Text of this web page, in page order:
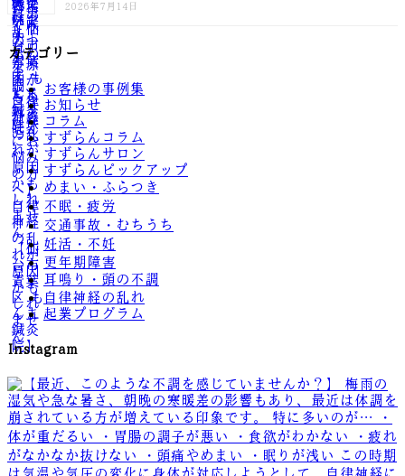
2026年7月14日
カテゴリー
お客様の事例集
お知らせ
コラム
すずらんコラム
すずらんサロン
すずらんピックアップ
めまい・ふらつき
不眠・疲労
交通事故・むちうち
妊活・不妊
更年期障害
耳鳴り・頭の不調
自律神経の乱れ
起業プログラム
Instagram